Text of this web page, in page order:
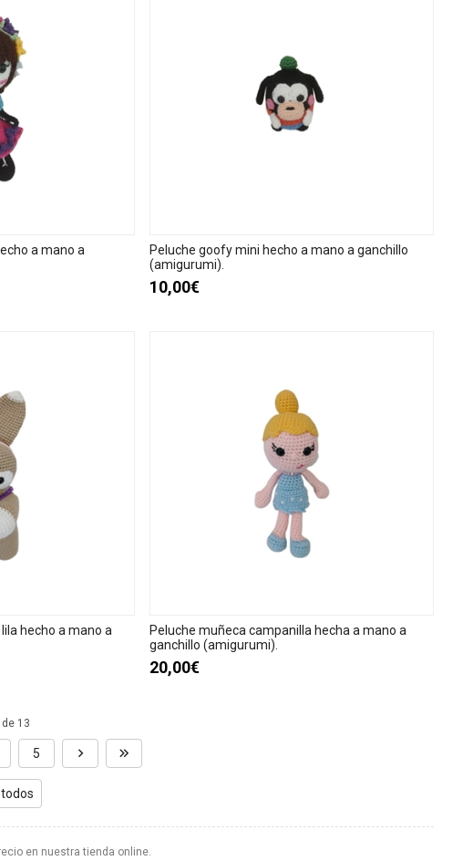
en nuestra tienda online.
a mano a
Peluche goofy mini hecho a mano a ganchillo
(amigurumi).
10,00€
hecho a mano a
Peluche muñeca campanilla hecha a mano a
ganchillo (amigurumi).
20,00€
de 13
5